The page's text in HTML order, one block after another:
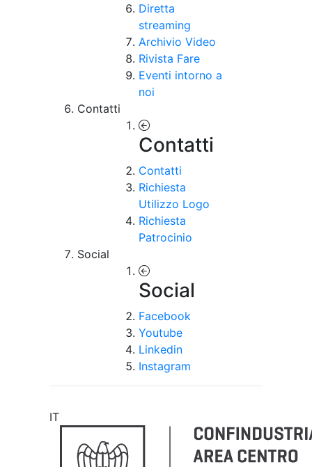
Diretta
streaming
Archivio Video
Rivista Fare
Eventi intorno a
noi
Contatti
Contatti
Contatti
Richiesta
Utilizzo Logo
Richiesta
Patrocinio
Social
Social
Facebook
Youtube
Linkedin
Instagram
IT